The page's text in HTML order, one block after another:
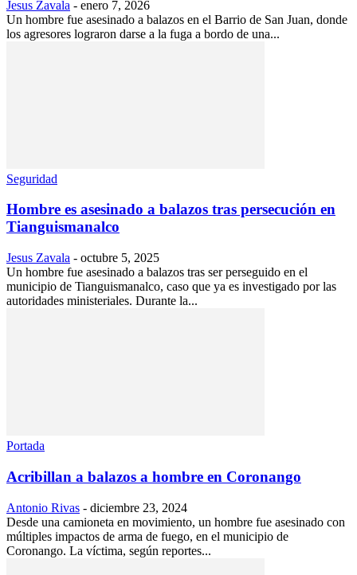
Jesus Zavala - enero 7, 2026
Un hombre fue asesinado a balazos en el Barrio de San Juan, donde
los agresores lograron darse a la fuga a bordo de una...
Seguridad
Hombre es asesinado a balazos tras persecución en
Tianguismanalco
Jesus Zavala - octubre 5, 2025
Un hombre fue asesinado a balazos tras ser perseguido en el
municipio de Tianguismanalco, caso que ya es investigado por las
autoridades ministeriales. Durante la...
Portada
Acribillan a balazos a hombre en Coronango
Antonio Rivas - diciembre 23, 2024
Desde una camioneta en movimiento, un hombre fue asesinado con
múltiples impactos de arma de fuego, en el municipio de
Coronango. La víctima, según reportes...